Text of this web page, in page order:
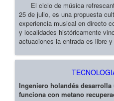
El ciclo de música
25 de julio, es una propuesta
experiencia musical en directo
y localidades históricamente
actuaciones la entrada es libre
Ingeniero holandés
funciona con metano